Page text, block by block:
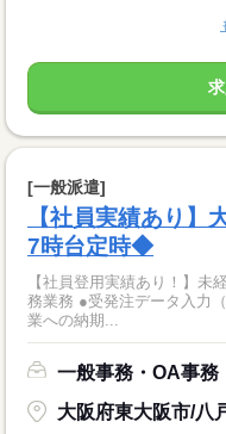
[一般派遣]
【社員実績あり
7時台定時◆
【社員登用実績あり！】未
務業務 ●受発注データ入力
業への納期...
一般事務・OA事務
大阪府東大阪市/八